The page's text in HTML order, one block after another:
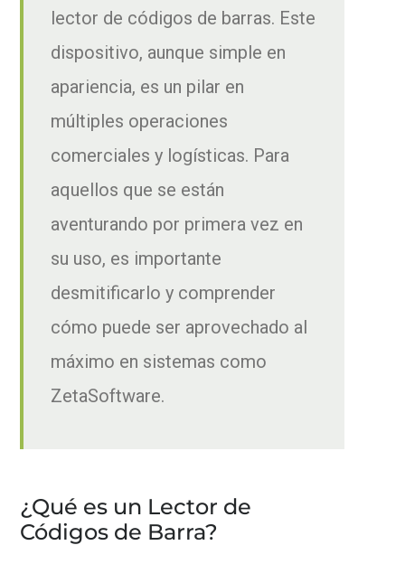
lector de códigos de barras. Este
dispositivo, aunque simple en
apariencia, es un pilar en
múltiples operaciones
comerciales y logísticas. Para
aquellos que se están
aventurando por primera vez en
su uso, es importante
desmitificarlo y comprender
cómo puede ser aprovechado al
máximo en sistemas como
ZetaSoftware.
¿Qué es un Lector de
Códigos de Barra?